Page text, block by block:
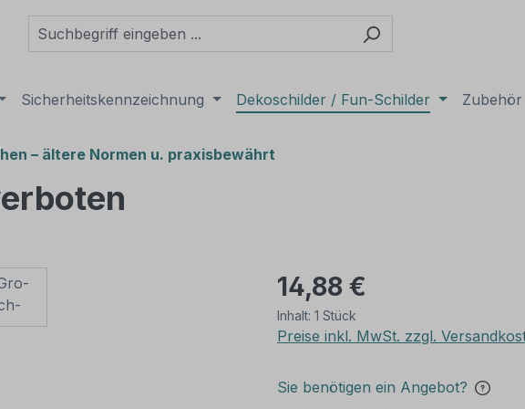
Sicherheitskennzeichnung Dekoschilder / Fun-Schilder Zubehör
– ältere Normen u. praxisbewährt
14,88 €
Inhalt: 1 Stück
Preise inkl. MwSt. zzgl.
Sie benötigen ein Angebot?